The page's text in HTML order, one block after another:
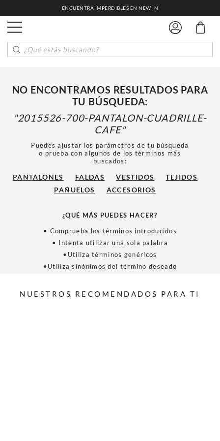
ENCUENTRA IMPERDIBLES EN NEW IN
¿Qué estás buscando?
NO ENCONTRAMOS RESULTADOS PARA
TU BÚSQUEDA:
2015526-700-PANTALON-CUADRILLE-
CAFE
Puedes ajustar los parámetros de tu búsqueda
o prueba con algunos de los términos más
buscados:
PANTALONES FALDAS VESTIDOS
TEJIDOS
PAÑUELOS
ACCESORIOS
¿QUÉ MÁS PUEDES HACER?
• Comprueba los términos introducidos
• Intenta utilizar una sola palabra
•Utiliza términos genéricos
•Utiliza sinónimos del término deseado
NUESTROS RECOMENDADOS PARA TI